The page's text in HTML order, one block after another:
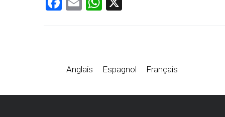
Anglais Espagnol Français